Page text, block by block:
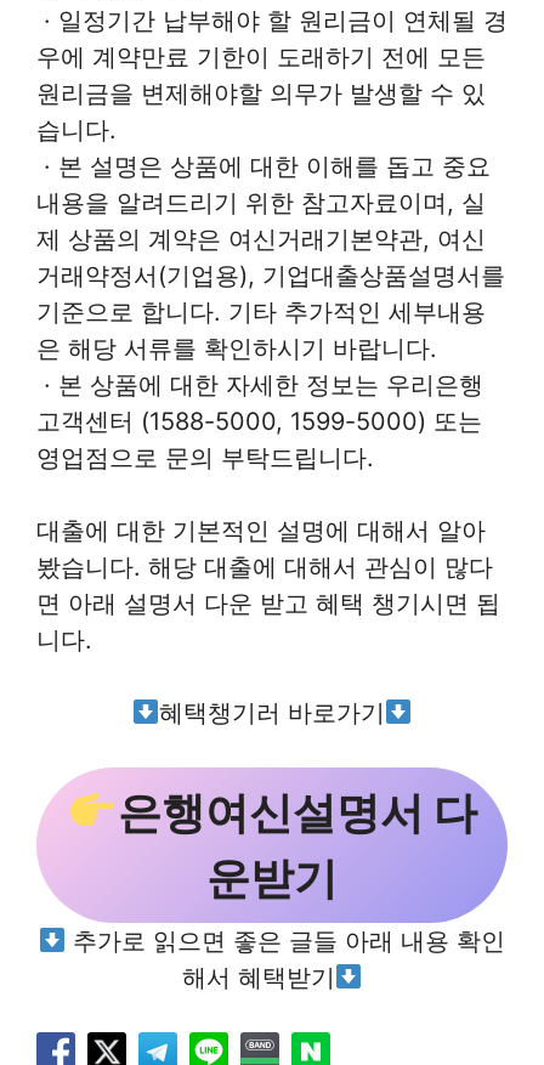
· 일정기간 납부해야 할 원리금이 연체될 경
우에 계약만료 기한이 도래하기 전에 모든
원리금을 변제해야할 의무가 발생할 수 있
습니다.
· 본 설명은 상품에 대한 이해를 돕고 중요
내용을 알려드리기 위한 참고자료이며, 실
제 상품의 계약은 여신거래기본약관, 여신
거래약정서(기업용), 기업대출상품설명서를
기준으로 합니다. 기타 추가적인 세부내용
은 해당 서류를 확인하시기 바랍니다.
· 본 상품에 대한 자세한 정보는 우리은행
고객센터 (1588-5000, 1599-5000) 또는
영업점으로 문의 부탁드립니다.
대출에 대한 기본적인 설명에 대해서 알아
봤습니다. 해당 대출에 대해서 관심이 많다
면 아래 설명서 다운 받고 혜택 챙기시면 됩
니다.
혜택챙기러 바로가기
은행여신설명서 다
운받기
추가로 읽으면 좋은 글들 아래 내용 확인
해서 혜택받기